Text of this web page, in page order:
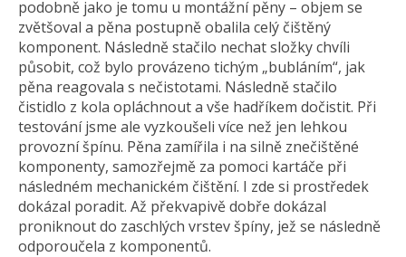
podobně jako je tomu u montážní pěny – objem se
zvětšoval a pěna postupně obalila celý čištěný
komponent. Následně stačilo nechat složky chvíli
působit, což bylo provázeno tichým „bubláním“, jak
pěna reagovala s nečistotami. Následně stačilo
čistidlo z kola opláchnout a vše hadříkem dočistit. Při
testování jsme ale vyzkoušeli více než jen lehkou
provozní špínu. Pěna zamířila i na silně znečištěné
komponenty, samozřejmě za pomoci kartáče při
následném mechanickém čištění. I zde si prostředek
dokázal poradit. Až překvapivě dobře dokázal
proniknout do zaschlých vrstev špíny, jež se následně
odporoučela z komponentů.